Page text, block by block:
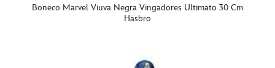
Boneco Marvel Viuva Negra Vingadores Ultimato 30 Cm
Hasbro